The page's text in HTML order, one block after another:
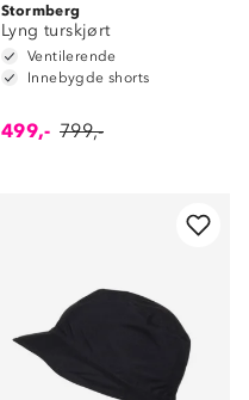
Stormberg
Lyng turskjørt
Ventilerende
Innebygde shorts
499,- 799,-